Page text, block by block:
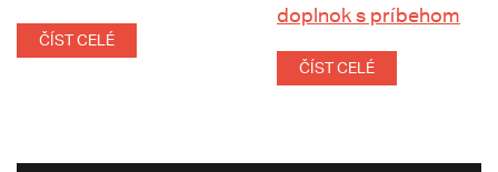
ČÍST CELÉ
doplnok s príbehom
ČÍST CELÉ